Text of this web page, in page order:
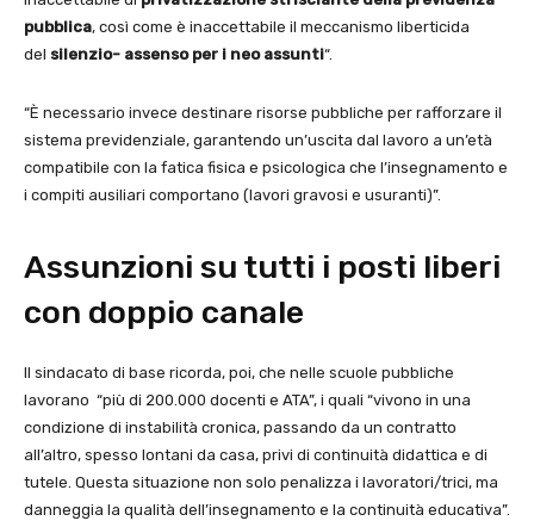
pubblica, così come è inaccettabile il meccanismo liberticida
del silenzio- assenso per i neo assunti“.
“È necessario invece destinare risorse pubbliche per rafforzare il
sistema previdenziale, garantendo un’uscita dal lavoro a un’età
compatibile con la fatica fisica e psicologica che l’insegnamento e
i compiti ausiliari comportano (lavori gravosi e usuranti)”.
Assunzioni su tutti i posti liberi
con doppio canale
Il sindacato di base ricorda, poi, che nelle scuole pubbliche
lavorano “più di 200.000 docenti e ATA”, i quali “vivono in una
condizione di instabilità cronica, passando da un contratto
all’altro, spesso lontani da casa, privi di continuità didattica e di
tutele. Questa situazione non solo penalizza i lavoratori/trici, ma
danneggia la qualità dell’insegnamento e la continuità educativa”.